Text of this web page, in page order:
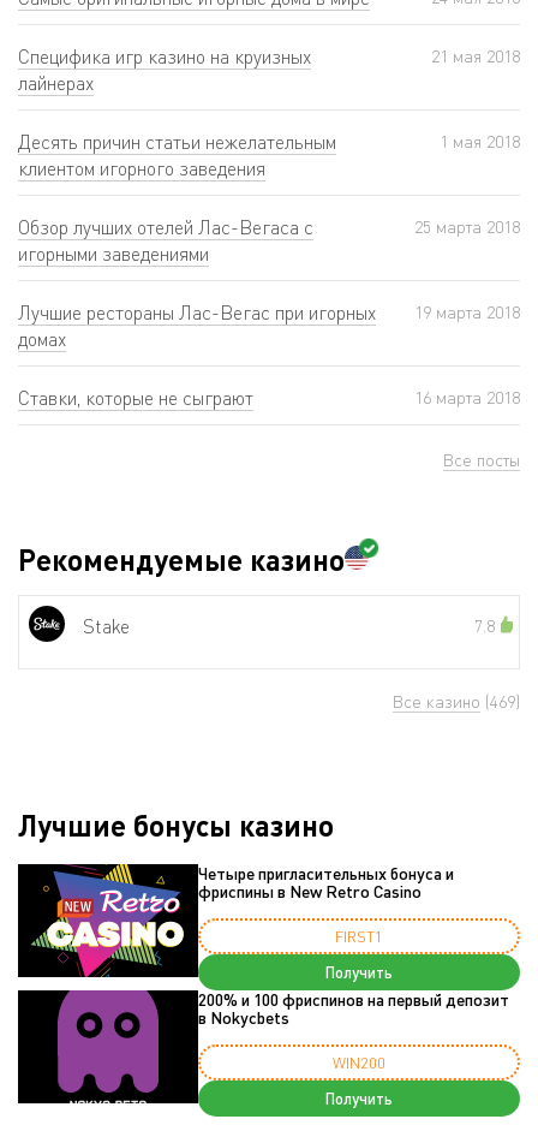
Специфика игр казино на круизных
лайнерах
21 мая 2018
Десять причин статьи нежелательным
клиентом игорного заведения
1 мая 2018
Обзор лучших отелей Лас-Вегаса с
игорными заведениями
25 мартa 2018
Лучшие рестораны Лас-Вегас при игорных
домах
19 мартa 2018
Ставки, которые не сыграют 16 мартa 2018
Все посты
Рекомендуемые казино
Stake 7.8
Все казино (469)
Лучшие бонусы казино
Четыре пригласительных бонуса и
фриспины в New Retro Casino
FIRST1
Получить
200% и 100 фриспинов на первый депозит
в Nokycbets
WIN200
Получить